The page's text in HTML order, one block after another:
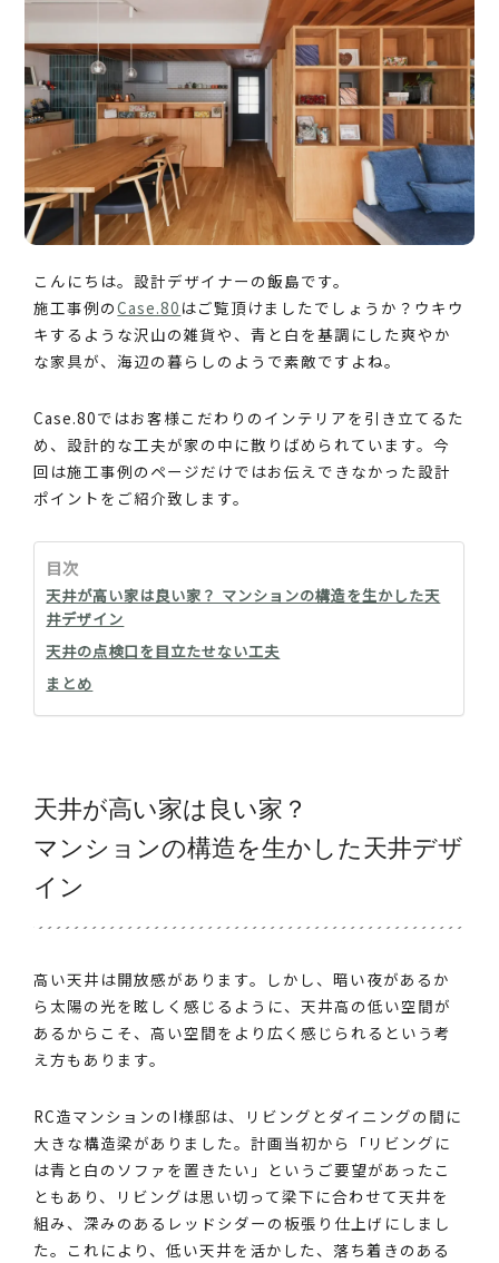
こんにちは。設計デザイナーの飯島です。
施工事例のCase.80 はご覧頂けましたでしょうか？ウキウ
キするような沢山の雑貨や、青と白を基調にした爽やか
な家具が、海辺の暮らしのようで素敵ですよね。
Case.80ではお客様こだわりのインテリアを引き立てるた
め、設計的な工夫が家の中に散りばめられています。今
回は施工事例のページだけではお伝えできなかった設計
ポイントをご紹介致します。
目次
天井が高い家は良い家？ マンションの構造を生かした天
井デザイン
天井の点検口を目立たせない工夫
まとめ
天井が高い家は良い家？
マンションの構造を生かした天井デザ
イン
高い天井は開放感があります。しかし、暗い夜があるか
ら太陽の光を眩しく感じるように、天井高の低い空間が
あるからこそ、高い空間をより広く感じられるという考
え方もあります。
RC造マンションのI様邸は、リビングとダイニングの間に
大きな構造梁がありました。計画当初から「リビングに
は青と白のソファを置きたい」というご要望があったこ
ともあり、リビングは思い切って梁下に合わせて天井を
組み、深みのあるレッドシダーの板張り仕上げにしまし
た。これにより、低い天井を活かした、落ち着きのある